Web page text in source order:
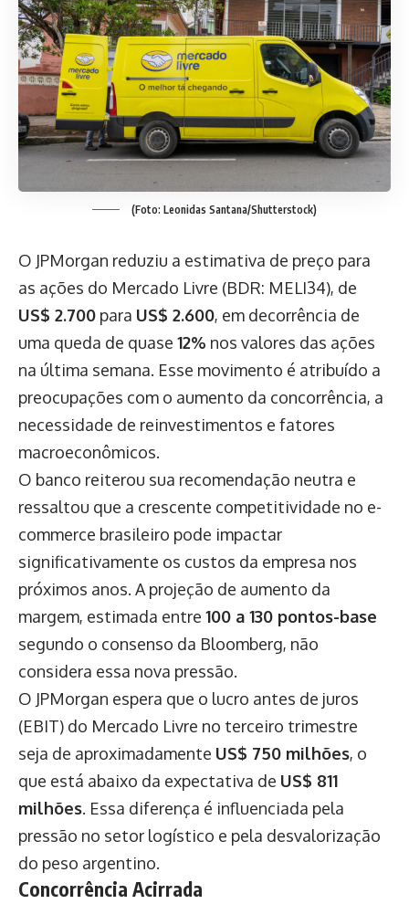
(Foto: Leonidas Santana/Shutterstock)
O JPMorgan reduziu a estimativa de preço para
as ações do Mercado Livre (BDR: MELI34), de
US$ 2.700 para US$ 2.600, em decorrência de
uma queda de quase 12% nos valores das ações
na última semana. Esse movimento é atribuído a
preocupações com o aumento da concorrência, a
necessidade de reinvestimentos e fatores
macroeconômicos.
O banco reiterou sua recomendação neutra e
ressaltou que a crescente competitividade no e-
commerce brasileiro pode impactar
significativamente os custos da empresa nos
próximos anos. A projeção de aumento da
margem, estimada entre 100 a 130 pontos-base
segundo o consenso da Bloomberg, não
considera essa nova pressão.
O JPMorgan espera que o lucro antes de juros
(EBIT) do Mercado Livre no terceiro trimestre
seja de aproximadamente US$ 750 milhões, o
que está abaixo da expectativa de US$ 811
milhões. Essa diferença é influenciada pela
pressão no setor logístico e pela desvalorização
do peso argentino.
Concorrência Acirrada